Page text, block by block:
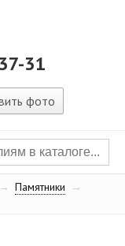
31
фото
→ Памятники
→